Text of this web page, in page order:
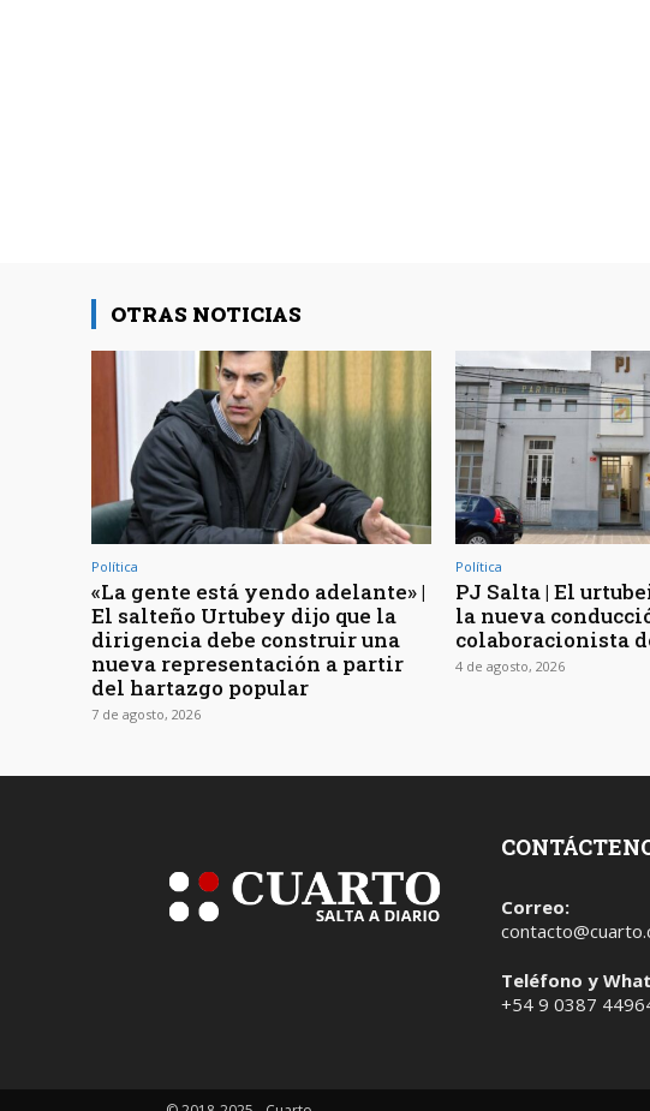
OTRAS NOTICIAS
Política
«La gente está yendo adelante» |
El salteño Urtubey dijo que la
dirigencia debe construir una
nueva representación a partir
del hartazgo popular
7 de agosto, 2026
Política
PJ Salta | El
la nueva
colaboracionista
4 de agosto, 2026
Correo:
Teléfono y
+54 9 0387